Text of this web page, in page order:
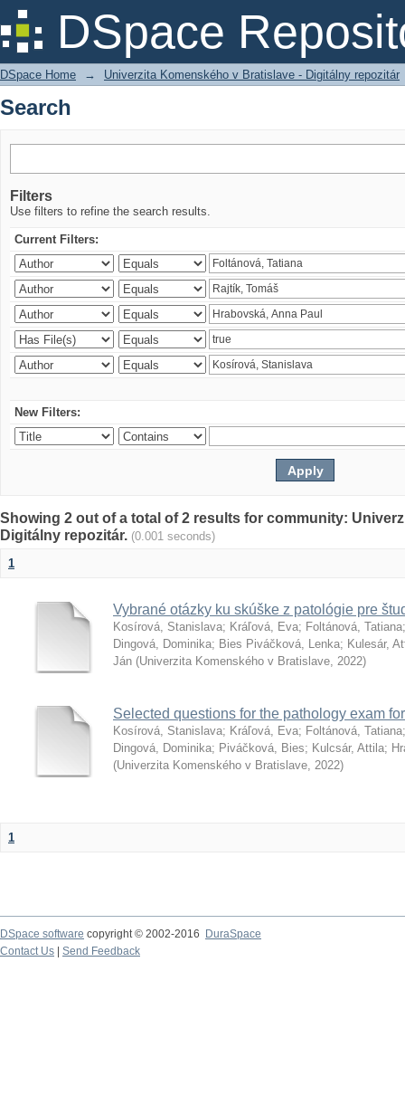
DSpace
Search
DSpace Home → Univerzita Komenského v Bratislave - Digitálny repozitár
Search
Filters
Use filters to refine the search results.
Current Filters:
New Filters:
Showing 2 out of a total of 2 results for community:
Digitálny repozitár. (0.001 seconds)
1
Vybrané otázky ku skúške z patológie pre
Kosírová, Stanislava; Kráľová, Eva; Foltánová, Tatiana
Dingová, Dominika; Bies Piváčková, Lenka; Kulesár,
Ján (Univerzita Komenského v Bratislave, 2022)
Selected questions for the pathology exam
Kosírová, Stanislava; Kráľová, Eva; Foltánová, Tatiana
Dingová, Dominika; Piváčková, Bies; Kulcsár, Attila;
(Univerzita Komenského v Bratislave, 2022)
1
DSpace software copyright © 2002-2016
DuraSpace
Contact Us
Send Feedback